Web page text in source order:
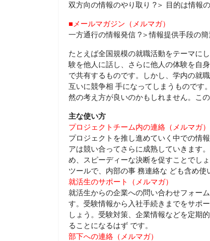
双方向の情報のやり取り ?＞ 目的は情報
■メールマガジン（メルマガ）
一方通行の情報発信 ?＞情報提供手段の
たとえば全国規模の就職活動をテーマに
験を他人に話し、さらに他人の体験を自
で共有するものです。しかし、学内の就
互いに競争相 手になってしまうものです
然の考え方が良いのかもしれません。こ
主な使い方
プロジェクトチーム内の連絡（メルマガ）
プロジェクトを推し進めていく中での情
アは競い合ってさらに成熟していきます
め、スピーディーな決断を促すことでし
ツールで、内部の事 務連絡な ども含め使
就活生のサポート（メルマガ）
就活生からの企業への問い合わせフォー
す。受験情報から入社手続きまでをサポ
しょう。受験対策、企業情報などを定期
ることになるはず です。
部下への連絡（メルマガ）